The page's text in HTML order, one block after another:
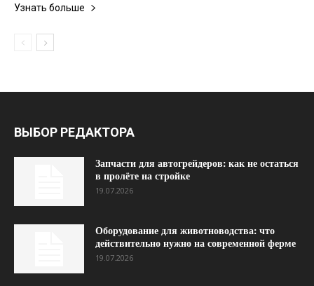
Узнать больше
ВЫБОР РЕДАКТОРА
Запчасти для автогрейдеров: как не остаться
в пролёте на стройке
19.07.2026
Оборудование для животноводства: что
действительно нужно на современной ферме
19.07.2026